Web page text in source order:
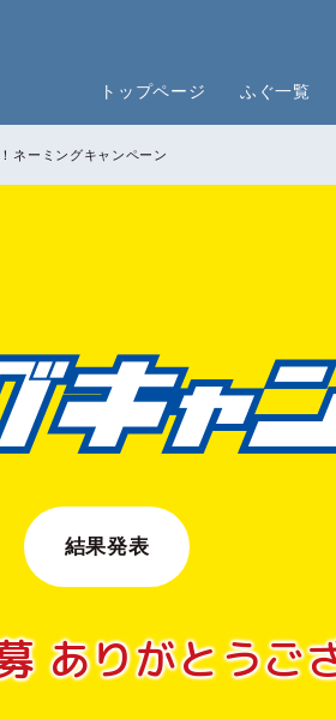
トップページ ふぐ一覧
とらふぐ刺身セット
白焼き
ネーミングキャンペーン
結果発表
ありがとうご